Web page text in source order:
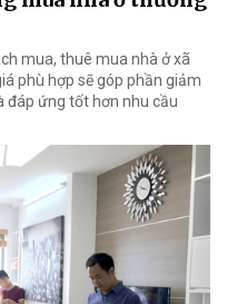
mua, thuê mua nhà ở xã
phù hợp sẽ góp phần giảm
đáp ứng tốt hơn nhu cầu